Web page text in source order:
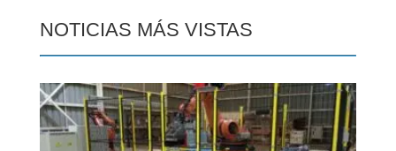
NOTICIAS MÁS VISTAS